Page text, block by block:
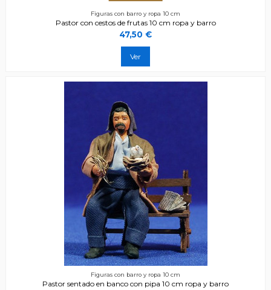
Figuras con barro y ropa 10 cm
Pastor con cestos de frutas 10 cm ropa y barro
47,50 €
Ver
Figuras con barro y ropa 10 cm
Pastor sentado en banco con pipa 10 cm ropa y barro